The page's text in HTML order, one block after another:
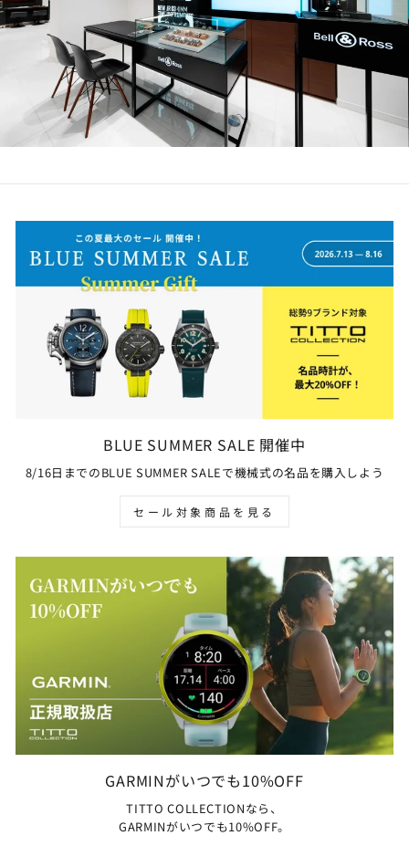
BLUE SUMMER SALE 開催中
8/16日までのBLUE SUMMER SALEで機械式の名品を購入しよう
セール対象商品を見る
GARMINがいつでも10%OFF
TITTO COLLECTIONなら、
GARMINがいつでも10%OFF。